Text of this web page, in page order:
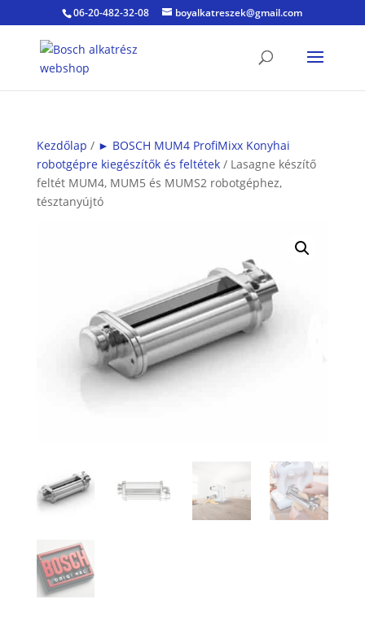
06-20-482-32-08 boyalkatreszek@gmail.com
Kezdőlap / ► BOSCH MUM4 ProfiMixx Konyhai
robotgépre kiegészítők és feltétek/ Lasagne készítő
feltét MUM4, MUM5 és MUMS2 robotgéphez,
tésztanyújtó